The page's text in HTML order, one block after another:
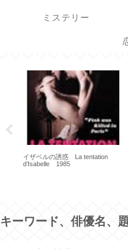
ミステリー
イザベルの誘惑 La tentation
d’Isabelle 1985
キーワード、俳優名、